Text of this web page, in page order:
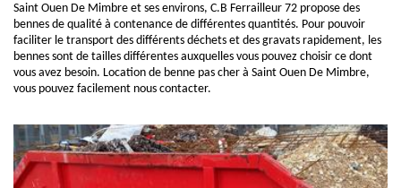
Saint Ouen De Mimbre et ses environs, C.B Ferrailleur 72 propose des
bennes de qualité à contenance de différentes quantités. Pour pouvoir
faciliter le transport des différents déchets et des gravats rapidement, les
bennes sont de tailles différentes auxquelles vous pouvez choisir ce dont
vous avez besoin. Location de benne pas cher à Saint Ouen De Mimbre,
vous pouvez facilement nous contacter.